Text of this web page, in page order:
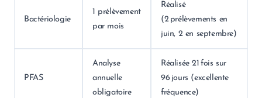
Bactériologie
1 prélèvement
par mois
Réalisé
(2 prélèvements en
juin, 2 en septembre)
PFAS
Analyse
annuelle
obligatoire
Réalisée 21 fois sur
96 jours (excellente
fréquence)